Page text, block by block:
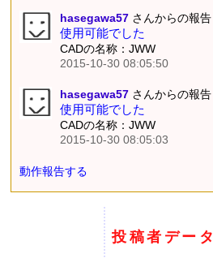
hasegawa57 さんからの報告
使用可能でした
CADの名称：JWW
2015-10-30 08:05:50
hasegawa57 さんからの報告
使用可能でした
CADの名称：JWW
2015-10-30 08:05:03
動作報告する
投稿者データ